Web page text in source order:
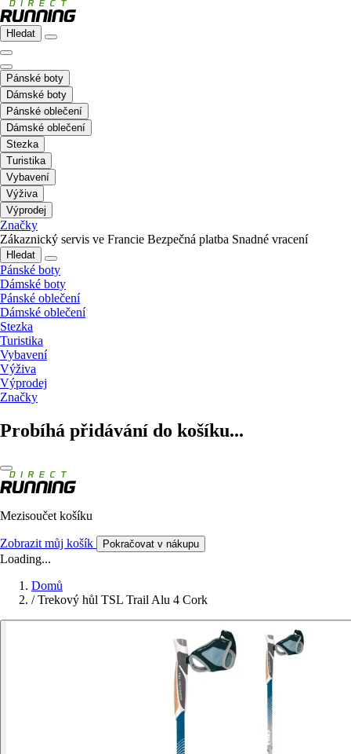
Hledat
Pánské boty
Dámské boty
Pánské oblečení
Dámské oblečení
Stezka
Turistika
Vybavení
Výživa
Výprodej
Značky
Zákaznický servis ve Francie Bezpečná platba Snadné vracení
Hledat
Pánské boty
Dámské boty
Pánské oblečení
Dámské oblečení
Stezka
Turistika
Vybavení
Výživa
Výprodej
Značky
Probíhá přidávání do košíku...
Mezisoučet košíku
Zobrazit můj košík Pokračovat v nákupu
Loading...
Domů
/ Trekový hůl TSL Trail Alu 4 Cork